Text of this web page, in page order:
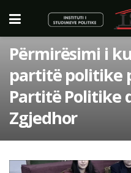
Përmirësimi i
partitë politike
Partitë Politike
Zgjedhor